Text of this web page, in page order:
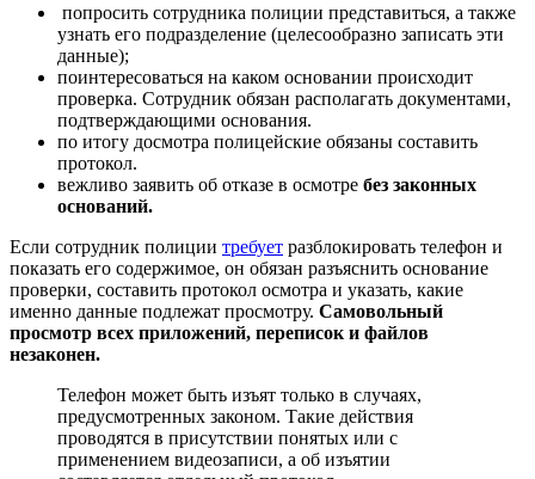
попросить сотрудника полиции представиться, а также
узнать его подразделение (целесообразно записать эти
данные);
поинтересоваться на каком основании происходит
проверка. Сотрудник обязан располагать документами,
подтверждающими основания.
по итогу досмотра полицейские обязаны составить
протокол.
вежливо заявить об отказе в осмотре без законных
оснований.
Если сотрудник полиции требует разблокировать телефон и
показать его содержимое, он обязан разъяснить основание
проверки, составить протокол осмотра и указать, какие
именно данные подлежат просмотру. Самовольный
просмотр всех приложений, переписок и файлов
незаконен.
Телефон может быть изъят только в случаях,
предусмотренных законом. Такие действия
проводятся в присутствии понятых или с
применением видеозаписи, а об изъятии